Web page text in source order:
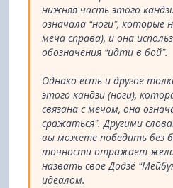
нижняя часть этого
означала “ноги”, которые
меча справа), и она
обозначения “идти в бой”.
Однако есть и другое
этого кандзи (ноги),
связана с мечом, она
сражаться”. Другими
вы можете победить без
точности отражает
назвать свое Додзё
идеалом.